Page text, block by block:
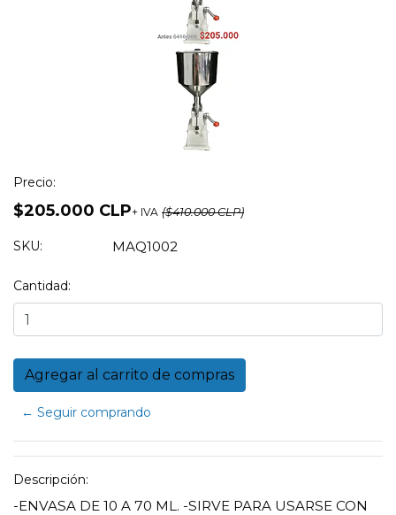
Precio:
$205.000 CLP+ IVA ($410.000 CLP)
SKU: MAQ1002
Cantidad:
← Seguir comprando
Descripción:
-ENVASA DE 10 A 70 ML. -SIRVE PARA USARSE CON